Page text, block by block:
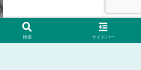
検索 サイドバー